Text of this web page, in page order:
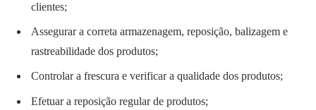
clientes;
Assegurar a correta armazenagem, reposição, balizagem e
rastreabilidade dos produtos;
Controlar a frescura e verificar a qualidade dos produtos;
Efetuar a reposição regular de produtos;